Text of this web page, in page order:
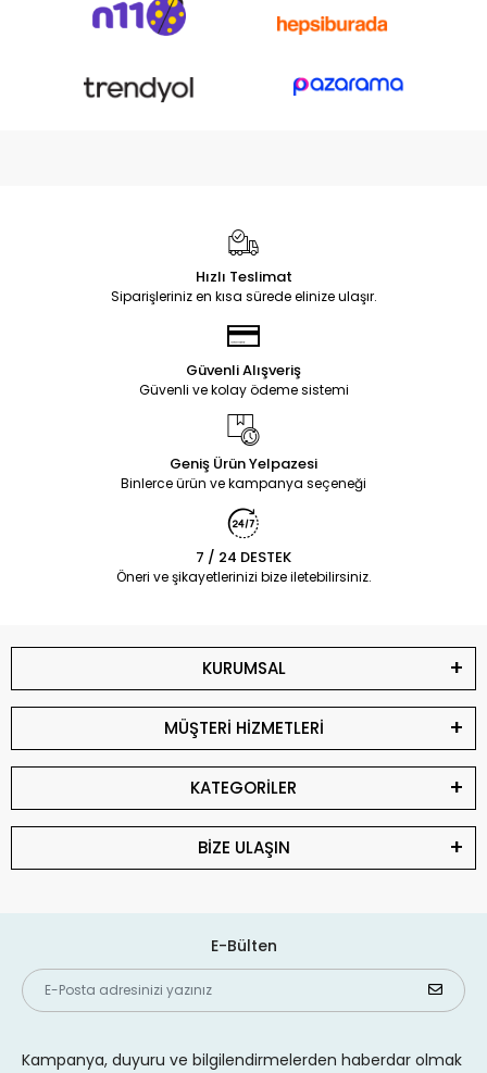
Hızlı Teslimat
Siparişleriniz en kısa sürede elinize ulaşır.
Güvenli Alışveriş
Güvenli ve kolay ödeme sistemi
Geniş Ürün Yelpazesi
Binlerce ürün ve kampanya seçeneği
7 / 24 DESTEK
Öneri ve şikayetlerinizi bize iletebilirsiniz.
KURUMSAL
MÜŞTERİ HİZMETLERİ
KATEGORİLER
BİZE ULAŞIN
E-Bülten
Kampanya, duyuru ve bilgilendirmelerden haberdar olmak